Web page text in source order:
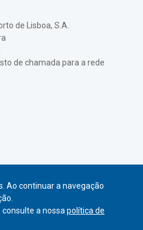
Ao continuar a navegação
consulte a nossapolítica de
de Lisboa, S.A.
de chamada para a rede